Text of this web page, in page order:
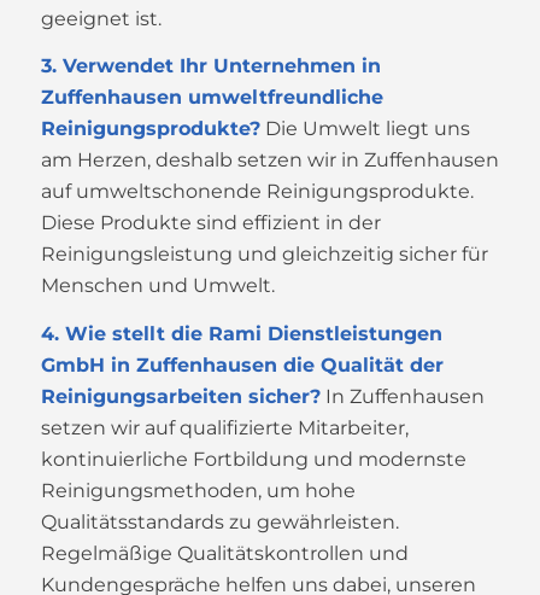
geeignet ist.
3. Verwendet Ihr Unternehmen in
Zuffenhausen umweltfreundliche
Reinigungsprodukte?Die Umwelt liegt uns
am Herzen, deshalb setzen wir in Zuffenhausen
auf umweltschonende Reinigungsprodukte.
Diese Produkte sind effizient in der
Reinigungsleistung und gleichzeitig sicher für
Menschen und Umwelt.
4. Wie stellt die Rami Dienstleistungen
GmbH in Zuffenhausen die Qualität der
Reinigungsarbeiten sicher?In Zuffenhausen
setzen wir auf qualifizierte Mitarbeiter,
kontinuierliche Fortbildung und modernste
Reinigungsmethoden, um hohe
Qualitätsstandards zu gewährleisten.
Regelmäßige Qualitätskontrollen und
Kundengespräche helfen uns dabei, unseren